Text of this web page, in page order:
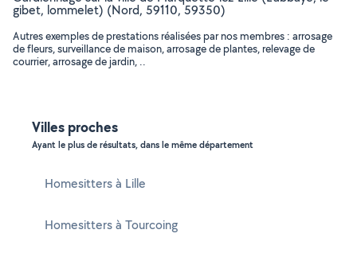
gibet, lommelet) (Nord, 59110, 59350)
Autres exemples de prestations réalisées par nos membres : arrosage
de fleurs, surveillance de maison, arrosage de plantes, relevage de
courrier, arrosage de jardin, ..
Villes proches
Ayant le plus de résultats, dans le même département
Homesitters à Lille
Homesitters à Tourcoing